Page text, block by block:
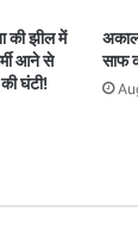
की झील में
आने से
घंटी!
साफ